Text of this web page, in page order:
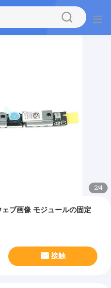
2/4
ブ画像 モジュールの固定
接触